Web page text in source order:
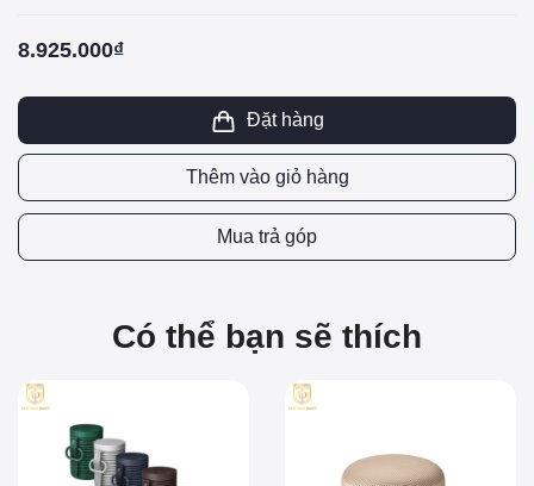
8.925.000₫
Đặt hàng
Thêm vào giỏ hàng
Mua trả góp
Có thể bạn sẽ thích